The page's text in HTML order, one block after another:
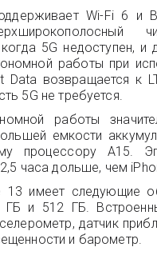
Wi-Fi 6 и
5G недоступен, и
работы при
возвращается к
5G не требуется.
работы
емкости
процессору A15.
часа дольше, чем
13 имеет следующие
и 512 ГБ.
датчик
и барометр.